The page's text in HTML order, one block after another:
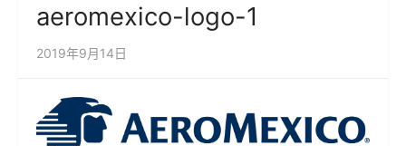
aeromexico-logo-1
2019年9月14日